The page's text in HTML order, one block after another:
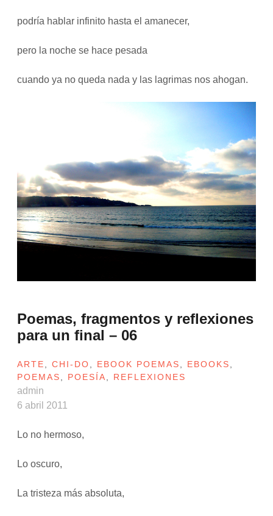
podría hablar infinito hasta el amanecer,
pero la noche se hace pesada
cuando ya no queda nada y las lagrimas nos ahogan.
Poemas, fragmentos y reflexiones
para un final – 06
ARTE ,CHI-DO EBOOK POEMAS EBOOKS
POEMAS
POESÍA REFLEXIONES
admin
6 abril 2011
Lo no hermoso,
Lo oscuro,
La tristeza más absoluta,